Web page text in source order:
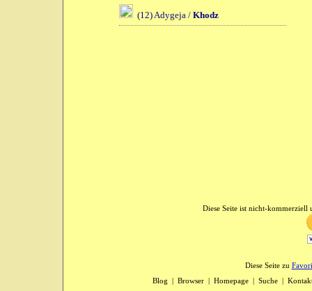
(12) Adygeja / Khodz
Diese Seite ist nicht-kommerziell
Diese Seite zu
Blog
Browser| Homepage| Suche|